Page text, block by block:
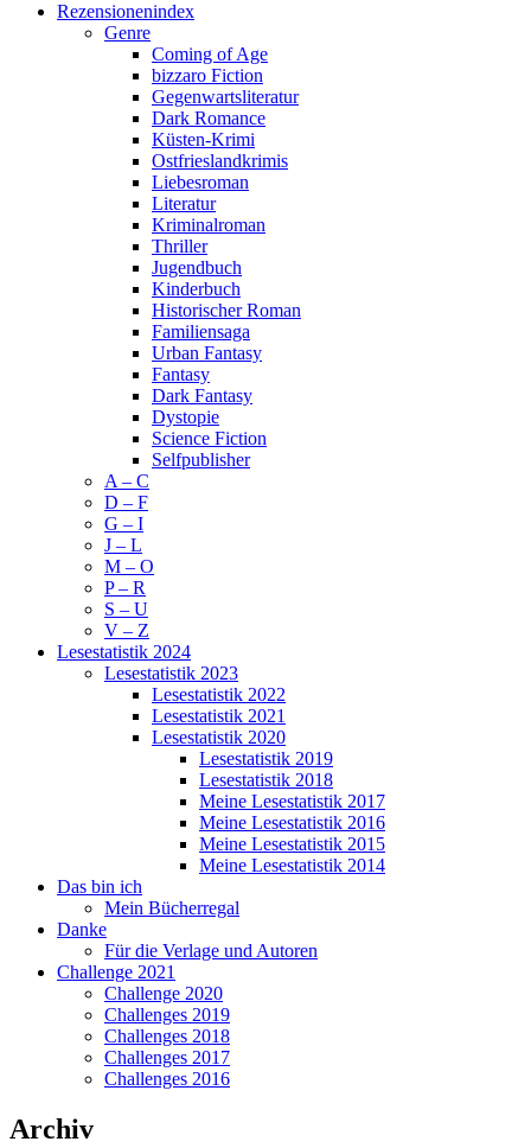
Rezensionenindex
Genre
Coming of Age
bizzaro Fiction
Gegenwartsliteratur
Dark Romance
Küsten-Krimi
Ostfrieslandkrimis
Liebesroman
Literatur
Kriminalroman
Thriller
Jugendbuch
Kinderbuch
Historischer Roman
Familiensaga
Urban Fantasy
Fantasy
Dark Fantasy
Dystopie
Science Fiction
Selfpublisher
A – C
D – F
G – I
J – L
M – O
P – R
S – U
V – Z
Lesestatistik 2024
Lesestatistik 2023
Lesestatistik 2022
Lesestatistik 2021
Lesestatistik 2020
Lesestatistik 2019
Lesestatistik 2018
Meine Lesestatistik 2017
Meine Lesestatistik 2016
Meine Lesestatistik 2015
Meine Lesestatistik 2014
Das bin ich
Mein Bücherregal
Danke
Für die Verlage und Autoren
Challenge 2021
Challenge 2020
Challenges 2019
Challenges 2018
Challenges 2017
Challenges 2016
Archiv